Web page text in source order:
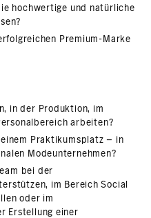
hochwertige und natürliche
Premium-Marke
in der Produktion, im
arbeiten?
Praktikumsplatz – in
Modeunternehmen?
bei der
im Bereich Social
oder im
Erstellung einer